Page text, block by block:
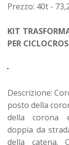
Prezzo: 40t -
KIT
PER
Descrizione:
posto della
della corona
doppia da
della catena.